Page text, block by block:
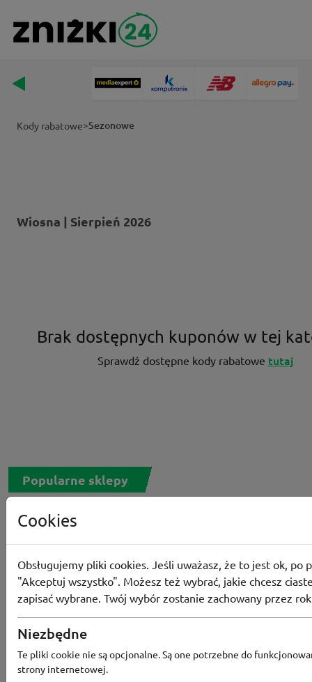
Kody rabatowe>Sezonowe
Wiosna | Sierpień 2026
Brak dostępnych kuponów w tej
Sprawdź dostępne kody rabatowe tutaj
Popularne sklepy
RTV EURO AGD
MEDIA EXPERT
EOBUWIE
KOMPUTRONIK
BORN2BE
KOMFORT CCC SMYK
LOUNGE BY ZALANDO
ALLEGRO
SHEIN
ERLI ANSWEAR 4F OLEOLE!
NOTINO
LIDL
ZNAK
Cookies
Obsługujemy pliki cookies. Jeśli uważasz, że to jest ok, po
"Akceptuj wszystko". Możesz też wybrać, jakie chcesz
zapisać wybrane. Twój wybór zostanie zachowany przez
Niezbędne
Te pliki cookie nie są opcjonalne. Są one potrzebne do
strony internetowej.